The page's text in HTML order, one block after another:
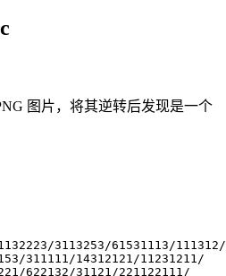
图片，将其逆转后发现是一个
3113253/61531113/111312/
311111/14312121/11231211/
622132/31121/221122111/